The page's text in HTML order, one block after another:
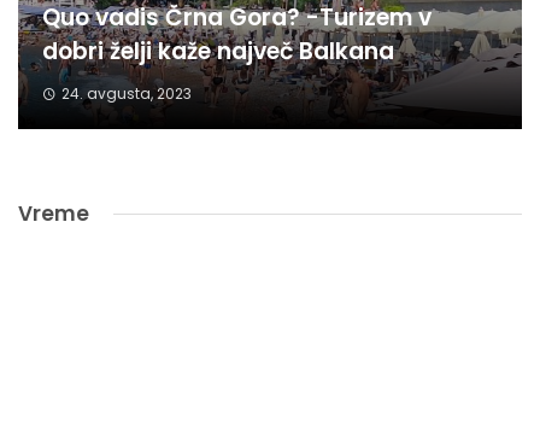
Quo vadis Črna Gora? -Turizem v
dobri želji kaže največ Balkana
24. avgusta, 2023
Vreme